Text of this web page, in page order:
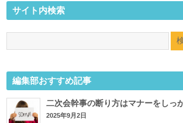
サイト内検索
編集部おすすめ記事
二次会幹事の断り方はマナーをしっ
2025年9月2日